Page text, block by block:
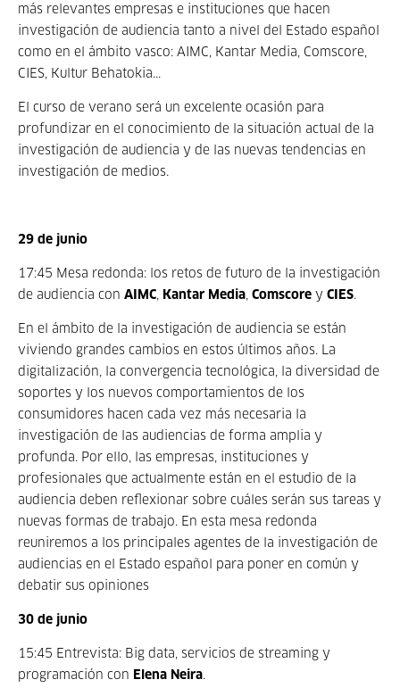
más relevantes empresas e instituciones que hacen
investigación de audiencia tanto a nivel del Estado español
como en el ámbito vasco: AIMC, Kantar Media, Comscore,
CIES, Kultur Behatokia...
El curso de verano será un excelente ocasión para
profundizar en el conocimiento de la situación actual de la
investigación de audiencia y de las nuevas tendencias en
investigación de medios.
29 de junio
17:45 Mesa redonda: los retos de futuro de la investigación
de audiencia con AIMC, Kantar Media, Comscore y CIES.
En el ámbito de la investigación de audiencia se están
viviendo grandes cambios en estos últimos años. La
digitalización, la convergencia tecnológica, la diversidad de
soportes y los nuevos comportamientos de los
consumidores hacen cada vez más necesaria la
investigación de las audiencias de forma amplia y
profunda. Por ello, las empresas, instituciones y
profesionales que actualmente están en el estudio de la
audiencia deben reflexionar sobre cuáles serán sus tareas y
nuevas formas de trabajo. En esta mesa redonda
reuniremos a los principales agentes de la investigación de
audiencias en el Estado español para poner en común y
debatir sus opiniones
30 de junio
15:45 Entrevista: Big data, servicios de streaming y
programación con Elena Neira.